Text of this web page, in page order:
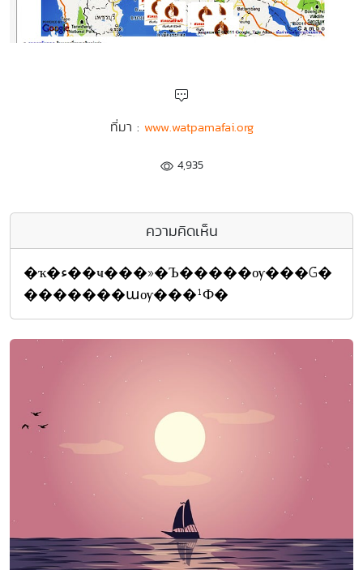
ที่มา : www.watpamafai.org
4,935
ความคิดเห็น
�ҡ�ء��ҹ���»�Ъ�����ѹ���Ǵ�
�������աѹ���¹Ф�